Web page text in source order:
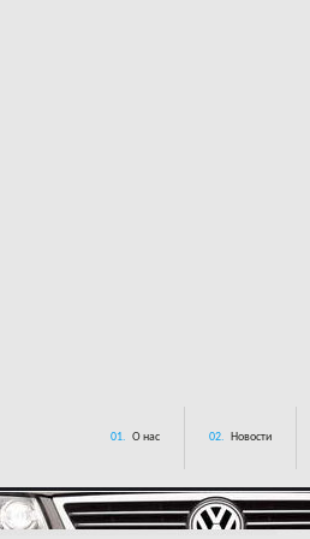
01. О нас 02. Новости